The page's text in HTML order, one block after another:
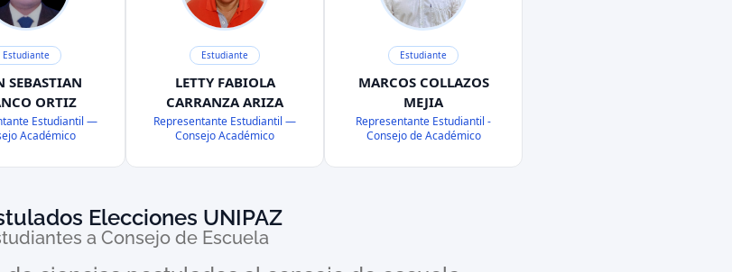
Estudiante
SEBASTIAN
ORTIZ
Estudiantil —
Académico
Estudiante
LETTY FABIOLA
CARRANZA ARIZA
Representante Estudiantil —
Consejo Académico
Estudiante
MARCOS COLLAZOS
MEJIA
Representante Estudiantil -
Consejo de Académico
Elecciones UNIPAZ
a Consejo de Escuela